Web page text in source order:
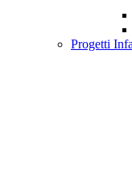
Progetti